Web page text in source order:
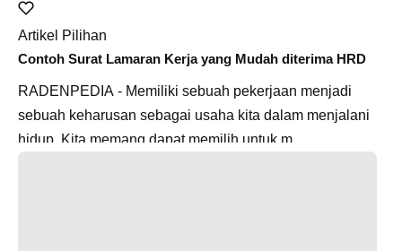
Artikel Pilihan
Contoh Surat Lamaran Kerja yang Mudah diterima HRD
RADENPEDIA - Memiliki sebuah pekerjaan menjadi
sebuah keharusan sebagai usaha kita dalam menjalani
hidup. Kita memang dapat memilih untuk m...